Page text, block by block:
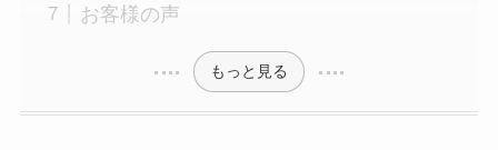
お客様の声
もっと見る